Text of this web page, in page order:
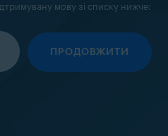
мову зі списку нижче:
ПРОДОВЖИТИ